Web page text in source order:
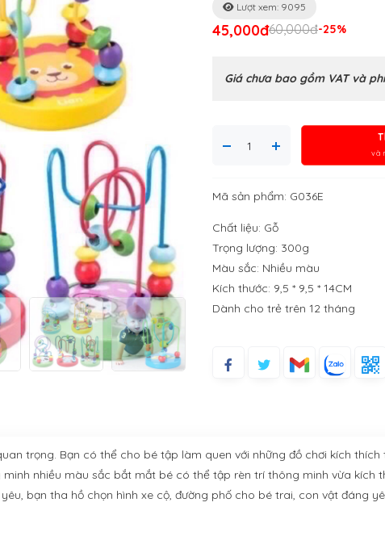
Lượt xem: 9095
45,000đ60,000đ-25%
Giá chưa bao gồm VAT và
và
Mã sản phẩm: G036E
Chất liệu: Gỗ
Trọng lượng: 300g
Màu sắc: Nhiều màu
Kích thước: 9,5 * 9,5 * 14CM
Dành cho trẻ trên 12 tháng
trọng. Bạn có thể cho bé tập làm quen với những đồ chơi kích thích
nhiều màu sắc bắt mắt bé có thể tập rèn trí thông minh vừa kích
bạn tha hồ chọn hình xe cộ, đường phố cho bé trai, con vật đáng